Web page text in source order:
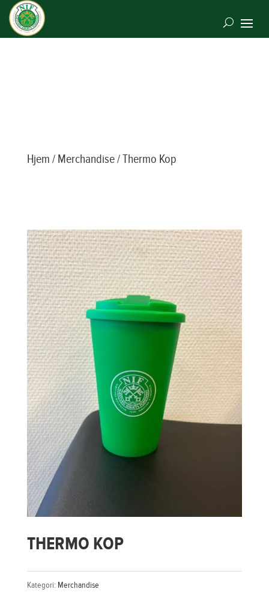
Hjem / Merchandise/ Thermo Kop
THERMO KOP
Kategori: Merchandise